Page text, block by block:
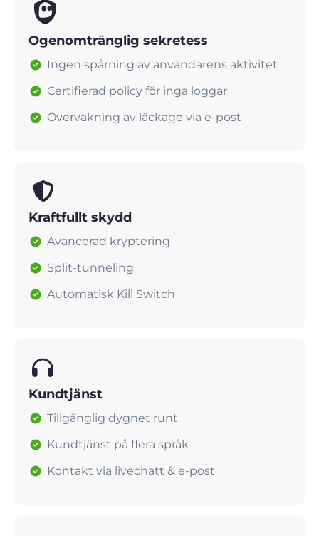
Ogenomtränglig sekretess
Ingen spårning av användarens aktivitet
Certifierad policy för inga loggar
Övervakning av läckage via e-post
Kraftfullt skydd
Avancerad kryptering
Split-tunneling
Automatisk Kill Switch
Kundtjänst
Tillgänglig dygnet runt
Kundtjänst på flera språk
Kontakt via livechatt & e-post